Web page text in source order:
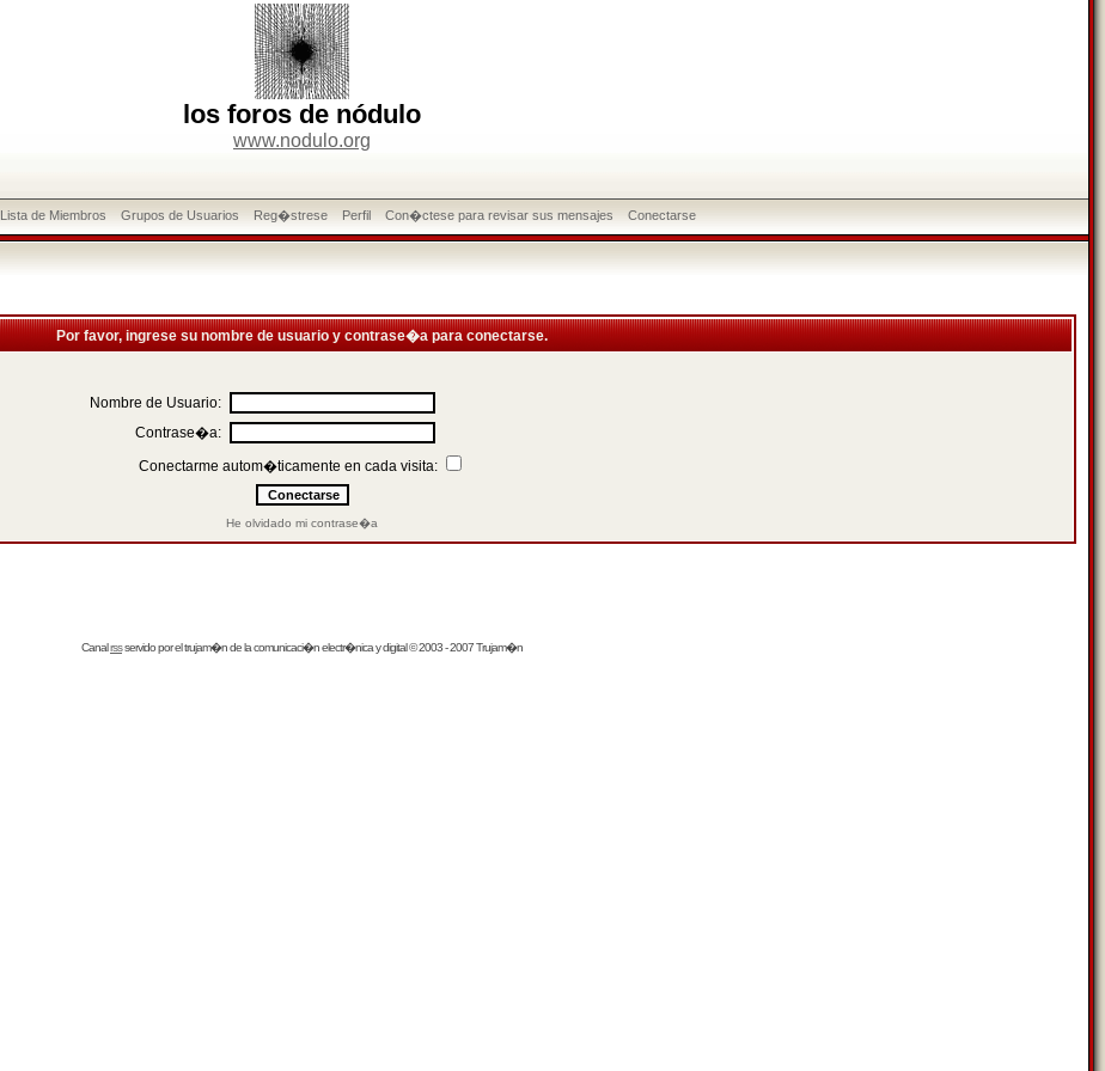
los foros de nódulo
www.nodulo.org
Lista de Miembros Grupos de Usuarios Reg�strese Perfil Con�ctese para revisar sus mensajes Conectarse
Por favor, ingrese su nombre de usuario y contrase�a para conectarse.
Nombre de Usuario:
Contrase�a:
Conectarme autom�ticamente en cada visita:
He olvidado mi contrase�a
Canalrssservido por eltrujam�nde la comunicaci�n electr�nica y digital © 2003 - 2007 Trujam�n